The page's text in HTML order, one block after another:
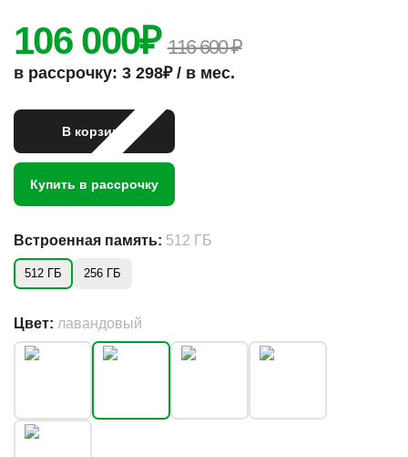
106 000₽ 116 600 ₽
в рассрочку: 3 298₽ / в мес.
В корзину
Купить в рассрочку
Встроенная память: 512 ГБ
512 ГБ 256 ГБ
Цвет: лавандовый